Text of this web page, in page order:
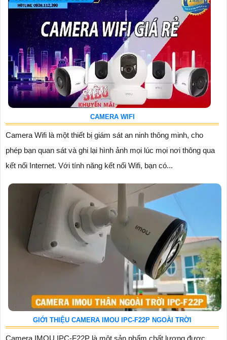
CAMERA WIFI
Camera Wifi là một thiết bị giám sát an ninh thông minh, cho
phép bạn quan sát và ghi lại hình ảnh mọi lúc mọi nơi thông qua
kết nối Internet. Với tính năng kết nối Wifi, bạn có...
GIỚI THIỆU CAMERA IMOU IPC-F22P NGOÀI TRỜI